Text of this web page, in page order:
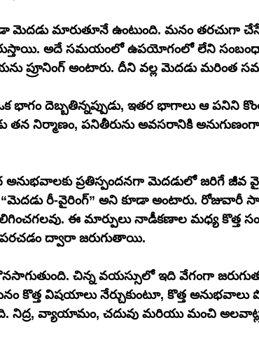
మెదడు మారుతూనే ఉంటుంది. మనం తరచుగా
అదే సమయంలో ఉపయోగంలో లేని
ప్రూనింగ్ అంటారు. దీని వల్ల మెదడు మరింత
భాగం దెబ్బతిన్నప్పుడు, ఇతర భాగాలు ఆ పనిని
నిర్మాణం, పనితీరును అవసరానికి అనుగుణంగా
అనుభవాలకు ప్రతిస్పందనగా మెదడులో జరిగే జీవ
రీ-వైరింగ్” అని కూడా అంటారు. రోజువారీ
ఈ మార్పులు నాడీకణాల మధ్య కొత్త
ద్వారా జరుగుతాయి.
చిన్న వయస్సులో ఇది వేగంగా
కొత్త విషయాలు నేర్చుకుంటూ, కొత్త
నిద్ర, వ్యాయామం, చదువు మరియు మంచి